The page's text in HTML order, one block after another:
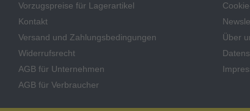
Vorzugspreise für Lagerartikel
Kontakt
Versand und Zahlungsbedingungen
Widerrufsrecht
AGB für Unternehmen
AGB für Verbraucher
Über